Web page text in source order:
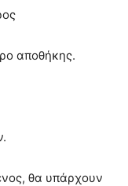
αποθήκης.
θα υπάρχουν